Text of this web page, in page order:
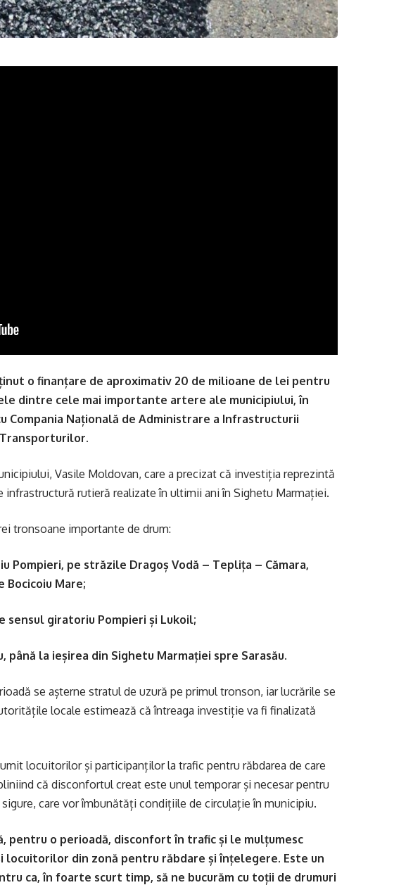
o finanțare de aproximativ 20 de milioane de lei pentru
dintre cele mai importante artere ale municipiului, în
Compania Națională de Administrare a Infrastructurii
Vasile Moldovan, care a precizat că investiția reprezintă
infrastructură rutieră realizate în ultimii ani în Sighetu Marmației.
tronsoane importante de drum:
Pompieri, pe străzile Dragoș Vodă – Teplița – Cămara,
Bocicoiu Mare;
sensul giratoriu Pompieri și Lukoil;
până la ieșirea din Sighetu Marmației spre Sarasău.
se așterne stratul de uzură pe primul tronson, iar lucrările se
locale estimează că întreaga investiție va fi finalizată
locuitorilor și participanților la trafic pentru răbdarea de care
că disconfortul creat este unul temporar și necesar pentru
care vor îmbunătăți condițiile de circulație în municipiu.
pentru o perioadă, disconfort în trafic și le mulțumesc
din zonă pentru răbdare și înțelegere. Este un
ca, în foarte scurt timp, să ne bucurăm cu toții de drumuri